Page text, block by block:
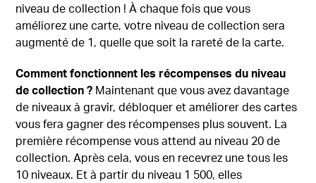
niveau de collection ! À chaque fois que vous
améliorez une carte, votre niveau de collection sera
augmenté de 1, quelle que soit la rareté de la carte.
Comment fonctionnent les récompenses du niveau
de collection ? Maintenant que vous avez davantage
de niveaux à gravir, débloquer et améliorer des cartes
vous fera gagner des récompenses plus souvent. La
première récompense vous attend au niveau 20 de
collection. Après cela, vous en recevrez une tous les
10 niveaux. Et à partir du niveau 1 500, elles